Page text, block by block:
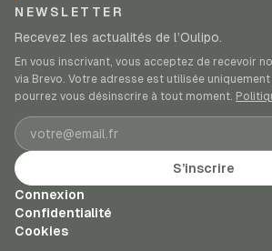
NEWSLETTER
Recevez les actualités de l’Oulipo.
En vous inscrivant, vous acceptez de recevoir
via Brevo. Votre adresse est utilisée
pourrez vous désinscrire à tout moment.
Adresse e-mail
S’inscrire
Connexion
Confidentialité
Cookies